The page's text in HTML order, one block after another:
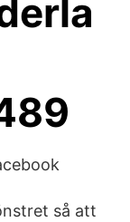
så att